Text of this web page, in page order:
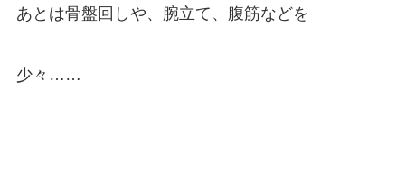
あとは骨盤回しや、腕立て、腹筋などを
少々……